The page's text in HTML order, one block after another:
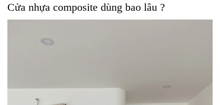
Cửa nhựa composite dùng bao lâu ?